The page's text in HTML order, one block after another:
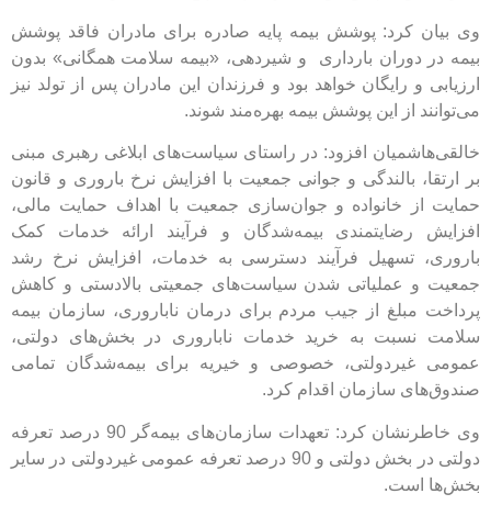
کرد: پوشش بیمه پایه صادره برای مادران فاقد پوشش
دوران بارداری و شیردهی، «بیمه سلامت همگانی» بدون
و رایگان خواهد بود و فرزندان این مادران پس از تولد نیز
از این پوشش بیمه بهره‌مند شوند.
افزود: در راستای سیاست‌های ابلاغی رهبری مبنی
بالندگی و جوانی جمعیت با افزایش نرخ باروری و قانون
خانواده و جوان‌سازی جمعیت با اهداف حمایت مالی،
رضایتمندی بیمه‌شدگان و فرآیند ارائه خدمات کمک
تسهیل فرآیند دسترسی به خدمات، افزایش نرخ رشد
عملیاتی شدن سیاست‌های جمعیتی بالادستی و کاهش
از جیب مردم برای درمان ناباروری، سازمان بیمه
به خرید خدمات ناباروری در بخش‌های دولتی،
خصوصی و خیریه برای بیمه‌شدگان تمامی
سازمان اقدام کرد.
وی خاطرنشان کرد: تعهدات سازمان‌های بیمه‌گر 90 درصد تعرفه
دولتی در بخش دولتی و 90 درصد تعرفه عمومی غیردولتی در سایر